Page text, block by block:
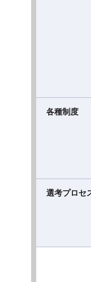
各種制度
選考プロセ